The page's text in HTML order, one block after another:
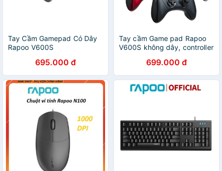
Tay Cầm Gamepad Có Dây
Rapoo V600S
695.000 đ
Tay cầm Game pad Rapoo
V600S không dây, controller
699.000 đ